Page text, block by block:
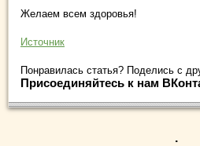
Желаем всем здоровья!
Источник
Понравилась статья? Поделись с
Присоединяйтесь к нам
.